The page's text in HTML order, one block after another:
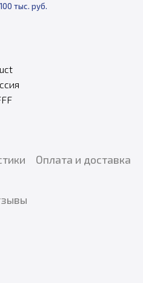
тыс. руб.
Оплата и доставка